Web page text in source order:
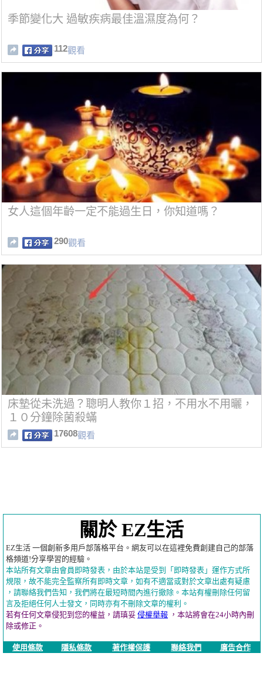
季節變化大 過敏疾病最佳溫濕度為何？
112觀看
女人這個年齡一定不能過生日，你知道嗎？
290觀看
床墊從未洗過？聰明人教你１招，不用水不用曬，
１０分鐘除菌殺蟎
17608觀看
關於 EZ生活
EZ生活 一個創新多用戶部落格平台。網友可以在這裡免費創建自己的部落
格頻道!分享學習的經驗。
本站所有文章由會員即時發表，由於本站是受到「即時發表」運作方式所
規限，故不能完全監察所有即時文章，如有不適當或對於文章出處有疑慮
，請聯絡我們告知，我們將在最短時間內進行撤除。本站有權刪除任何留
言及拒絕任何人士發文，同時亦有不刪除文章的權利。
若有任何文章侵犯到您的權益，請瑱妥 侵權舉報 ，本站將會在24小時內刪
除或修正。
使用條款 隱私條款 著作權保護 聯絡我們 廣告合作